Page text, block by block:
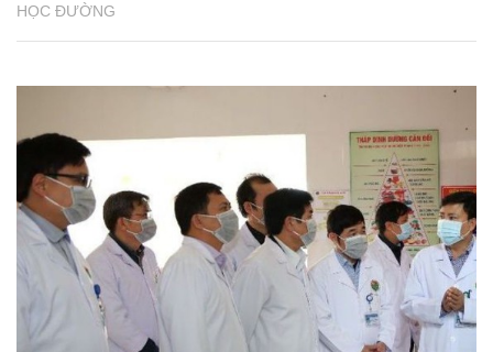
HỌC ĐƯỜNG